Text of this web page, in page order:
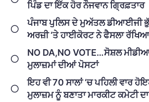
ਪਿੰਡ ਦਾ ਇੱਕ ਹੋਰ ਨੌਜਵਾਨ ਗ੍ਰਿਫ਼ਤਾਰ
ਪੰਜਾਬ ਪੁਲਿਸ ਦੇ ਮੁਅੱਤਲ ਡੀਆਈਜੀ
ਅਰਜ਼ੀ ‘ਤੇ ਹਾਈਕੋਰਟ ਨੇ ਫੈਸਲਾ ਰੱਖਿਆ
NO DA,NO VOTE…ਸੋਸ਼ਲ
ਮੁਲਾਜ਼ਮਾਂ ਦੀਆਂ ਪੋਸਟਾਂ
ਇਹ ਵੀ 70 ਸਾਲਾਂ ‘ਚ ਪਹਿਲੀ ਵਾਰ
ਮੁਲਾਜ਼ਮ ਨੂੰ ਬਣਾਤਾ ਮਾਰਕੀਟ ਕਮੇਟੀ